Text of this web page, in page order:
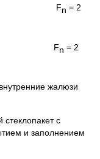
Fn = 2
Fn = 2
жалюзи
с
и заполнением